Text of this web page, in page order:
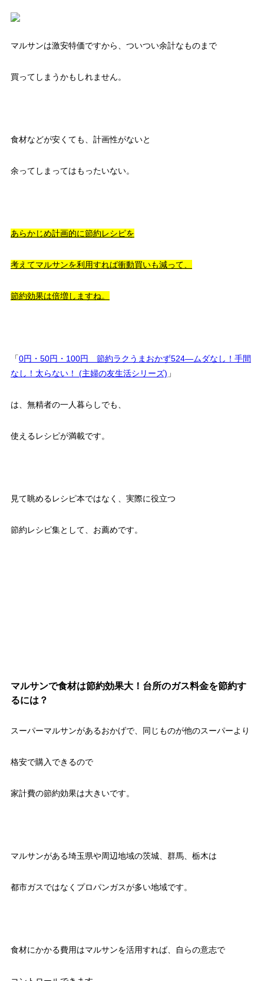
マルサンは激安特価ですから、ついつい余計なものまで
買ってしまうかもしれません。
食材などが安くても、計画性がないと
余ってしまってはもったいない。
あらかじめ計画的に節約レシピを
考えてマルサンを利用すれば衝動買いも減って、
節約効果は倍増しますね。
「0円・50円・100円 節約ラクうまおかず524―ムダなし！手間
なし！太らない！ (主婦の友生活シリーズ) 」
は、無精者の一人暮らしでも、
使えるレシピが満載です。
見て眺めるレシピ本ではなく、実際に役立つ
節約レシピ集として、お薦めです。
マルサンで食材は節約効果大！台所のガス料金を節約す
るには？
スーパーマルサンがあるおかげで、同じものが他のスーパーより
格安で購入できるので
家計費の節約効果は大きいです。
マルサンがある埼玉県や周辺地域の茨城、群馬、栃木は
都市ガスではなくプロパンガスが多い地域です。
食材にかかる費用はマルサンを活用すれば、自らの意志で